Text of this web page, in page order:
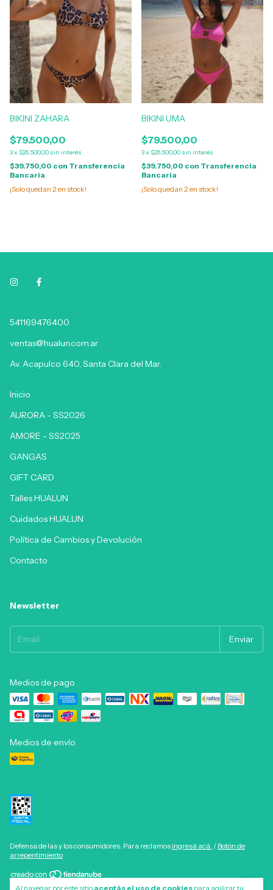
Al navegar por este sitio aceptás el uso de cookies para agilizar tu
BIKINI ZAHARA
$79.500,00
3x $26.500,00 sin interés
$39.750,00 con Transferencia
Bancaria
¡Solo quedan 2en stock!
BIKINI UMA
$79.500,00
3x $26.500,00 sin interés
$39.750,00 con Transferencia
Bancaria
¡Solo quedan 2en stock!
541169476400
ventas@hualun.com.ar
Av. Acapulco 640, Santa Clara del Mar.
Inicio
AURORA - SS2026
AMORE - SS2025
GANGAS
GIFT CARD
Talles HUALUN
Cuidados HUALUN
Política de Cambios y Devolución
Contacto
Newsletter
Medios de pago
Medios de envío
Defensa de las y los consumidores. Para reclamos ingresá acá. / Botón de
arrepentimiento